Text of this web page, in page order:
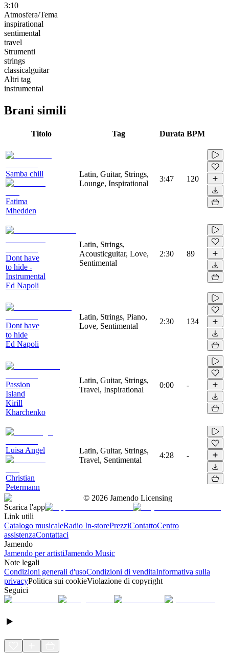
3:10
Atmosfera/Tema
inspirational
sentimental
travel
Strumenti
strings
classicalguitar
Altri tag
instrumental
Brani simili
Titolo Tag Durata BPM
Samba chill
Fatima
Mhedden
Latin, Guitar, Strings,
Lounge, Inspirational
3:47 120
Dont have
to hide -
Instrumental
Ed Napoli
Latin, Strings,
Acousticguitar, Love,
Sentimental
2:30 89
Dont have
to hide
Ed Napoli
Latin, Strings, Piano,
Love, Sentimental
2:30 134
Passion
Island
Kirill
Kharchenko
Latin, Guitar, Strings,
Travel, Inspirational
0:00 -
Luisa Angel
Christian
Petermann
Latin, Guitar, Strings,
Travel, Sentimental
4:28 -
© 2026 Jamendo Licensing
Scarica l'app
Link utili
Catalogo musicaleRadio In-storePrezziContattoCentro
assistenzaContattaci
Jamendo
Jamendo per artistiJamendo Music
Note legali
Condizioni generali d'usoCondizioni di venditaInformativa sulla
privacyPolitica sui cookieViolazione di copyright
Seguici